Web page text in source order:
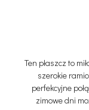
Ten płaszcz to
szerokie
perfekcyjne
zimowe dni